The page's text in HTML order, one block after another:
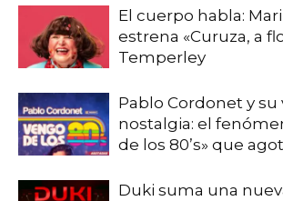
El cuerpo habla:
estrena «Curuza, a
Temperley
Pablo Cordonet y su
nostalgia: el
de los 80’s» que
Duki suma una